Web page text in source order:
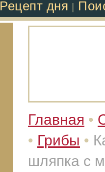
Рецепт дня
Главная •
• Грибы •
шляпка с